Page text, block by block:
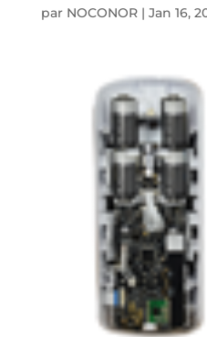
par NOCONOR| Jan 16,